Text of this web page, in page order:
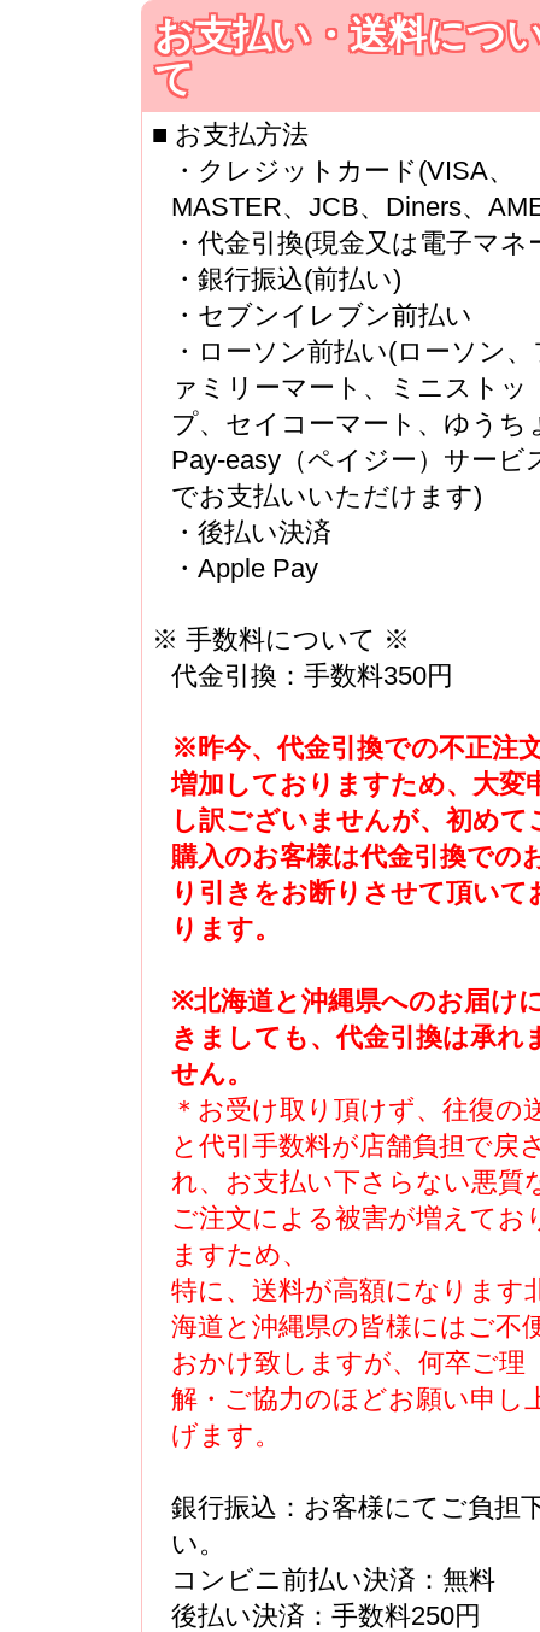
お支払い・送料につ
て
■ お支払方法
・クレジットカード(VISA、
MASTER、JCB、Diners、
・代金引換(現金又は電子マネ
・銀行振込(前払い)
・セブンイレブン前払い
・ローソン前払い(ローソン、
ァミリーマート、ミニストッ
プ、セイコーマート、ゆうち
Pay-easy（ペイジー）サービ
でお支払いいただけます)
・後払い決済
・Apple Pay
※ 手数料について ※
代金引換：手数料350円
※昨今、代金引換での不正注
増加しておりますため、大変
し訳ございませんが、初めて
購入のお客様は代金引換での
り引きをお断りさせて頂いて
ります。
※北海道と沖縄県へのお届け
きましても、代金引換は承れ
せん。
＊お受け取り頂けず、往復の
と代引手数料が店舗負担で戻
れ、お支払い下さらない悪質
ご注文による被害が増えてお
ますため、
特に、送料が高額になります
海道と沖縄県の皆様にはご不
おかけ致しますが、何卒ご理
解・ご協力のほどお願い申し
げます。
銀行振込：お客様にてご負担
い。
コンビニ前払い決済：無料
後払い決済：手数料250円